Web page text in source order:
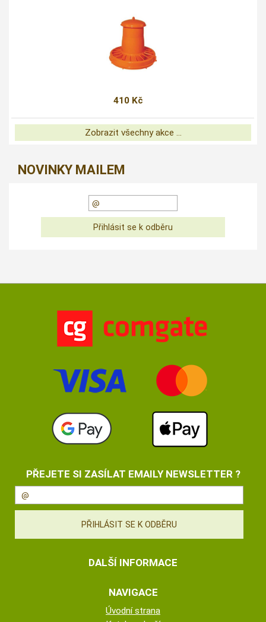
410 Kč
Zobrazit všechny akce ...
NOVINKY MAILEM
PŘEJETE SI ZASÍLAT EMAILY NEWSLETTER ?
DALŠÍ INFORMACE
NAVIGACE
Úvodní strana